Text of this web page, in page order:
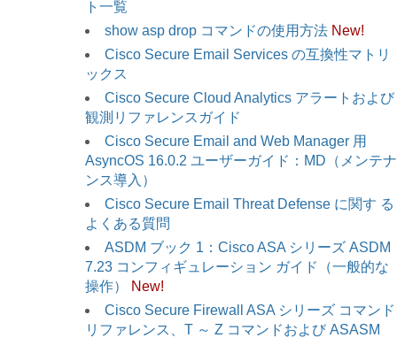
ト一覧
show asp drop コマンドの使用方法 New!
Cisco Secure Email Services の互換性マトリ
ックス
Cisco Secure Cloud Analytics アラートおよび
観測リファレンスガイド
Cisco Secure Email and Web Manager 用
AsyncOS 16.0.2 ユーザーガイド：MD（メンテナ
ンス導入）
Cisco Secure Email Threat Defense に関す る
よくある質問
ASDM ブック 1：Cisco ASA シリーズ ASDM
7.23 コンフィギュレーション ガイド（一般的な
操作）
New!
Cisco Secure Firewall ASA シリーズ コマンド
リファレンス、T ～ Z コマンドおよび ASASM